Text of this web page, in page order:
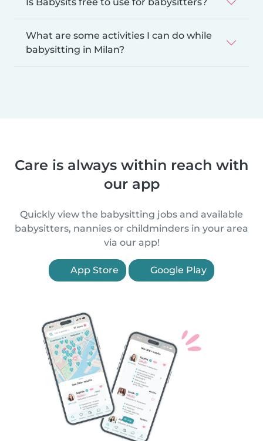
What are some activities I can do while
babysitting in Milan?
Care is always within reach with
our app
Quickly view the babysitting jobs and available
babysitters, nannies or childminders in your area
via our app!
App Store Google Play